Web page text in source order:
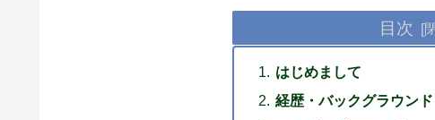
目次
はじめまして
経歴・バックグラウンド